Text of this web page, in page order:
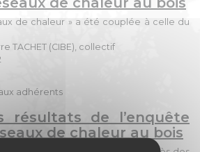
de chaleur » a été couplée à celle du
TACHET (CIBE), collectif
adhérents
résultats de l’enquête
de chaleur au bois